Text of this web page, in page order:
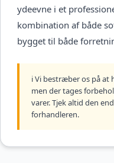
ydeevne i et
kombination af både
bygget til både
ℹ️ Vi bestræber os på
men der tages
varer. Tjek altid den
forhandleren.